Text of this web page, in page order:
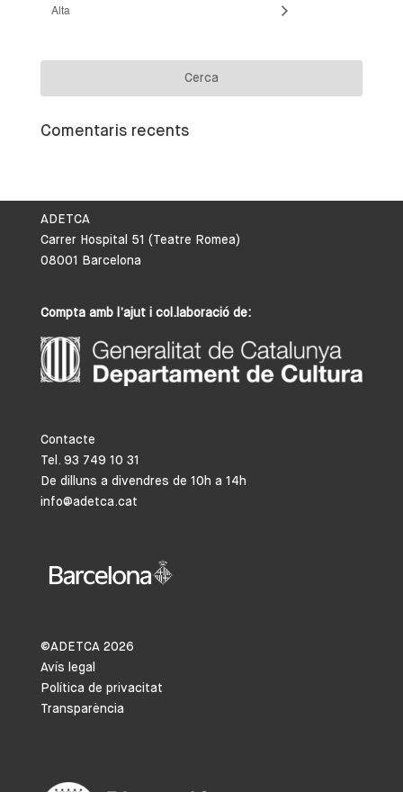
Alta
Comentaris recents
ADETCA
Carrer Hospital 51 (Teatre Romea)
08001 Barcelona
Compta amb l’ajut i col.laboració de:
Contacte
Tel. 93 749 10 31
De dilluns a divendres de 10h a 14h
info@adetca.cat
©ADETCA 2026
Avís legal
Política de privacitat
Transparència